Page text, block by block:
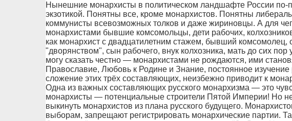
Нынешние монархисты в политическом ландшафте России по-
экзотикой. Понятны все, кроме монархистов. Понятны
коммунисты всевозможных толков и даже жириновцы. А для
монархистами бывшие комсомольцы, дети рабочих,
как монархист с двадцатилетним стажем, бывший комсомолец,
"дворянством", сын рабочего, внук колхозника, мать до сих
могу сказать честно — монархистами не рождаются, ими
Православие, Любовь к Родине и Знание, постоянное
сложение этих трёх составляющих, неизбежно приводит к
Одна из важных составляющих русского монархизма — это
монархисты — потенциальные строители Пятой Империи! Но
выкинуть монархистов из плана русского будущего.
выборам, запрещают регистрировать монархические партии.